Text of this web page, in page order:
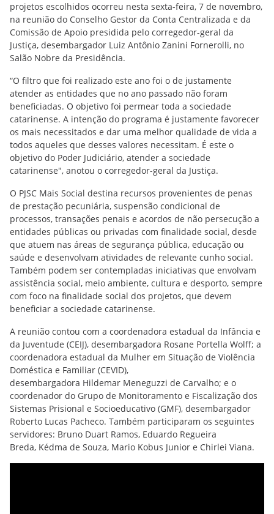
projetos escolhidos ocorreu nesta sexta-feira, 7 de novembro,
na reunião do Conselho Gestor da Conta Centralizada e da
Comissão de Apoio presidida pelo corregedor-geral da
Justiça, desembargador Luiz Antônio Zanini Fornerolli, no
Salão Nobre da Presidência.
“O filtro que foi realizado este ano foi o de justamente
atender as entidades que no ano passado não foram
beneficiadas. O objetivo foi permear toda a sociedade
catarinense. A intenção do programa é justamente favorecer
os mais necessitados e dar uma melhor qualidade de vida a
todos aqueles que desses valores necessitam. É este o
objetivo do Poder Judiciário, atender a sociedade
catarinense", anotou o corregedor-geral da Justiça.
O PJSC Mais Social destina recursos provenientes de penas
de prestação pecuniária, suspensão condicional de
processos, transações penais e acordos de não persecução a
entidades públicas ou privadas com finalidade social, desde
que atuem nas áreas de segurança pública, educação ou
saúde e desenvolvam atividades de relevante cunho social.
Também podem ser contempladas iniciativas que envolvam
assistência social, meio ambiente, cultura e desporto, sempre
com foco na finalidade social dos projetos, que devem
beneficiar a sociedade catarinense.
A reunião contou com a coordenadora estadual da Infância e
da Juventude (CEIJ), desembargadora Rosane Portella Wolff; a
coordenadora estadual da Mulher em Situação de Violência
Doméstica e Familiar (CEVID),
desembargadora Hildemar Meneguzzi de Carvalho; e o
coordenador do Grupo de Monitoramento e Fiscalização dos
Sistemas Prisional e Socioeducativo (GMF), desembargador
Roberto Lucas Pacheco. Também participaram os seguintes
servidores: Bruno Duart Ramos, Eduardo Regueira
Breda, Kédma de Souza, Mario Kobus Junior e Chirlei Viana.